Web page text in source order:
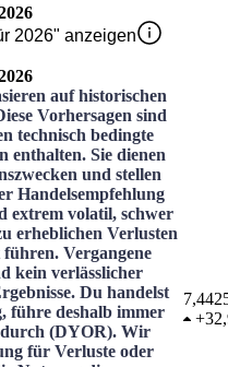
2026" anzeigen
auf historischen
Vorhersagen sind
technisch bedingte
enthalten. Sie dienen
und stellen
Handelsempfehlung
extrem volatil, schwer
erheblichen Verlusten
Vergangene
kein verlässlicher
Du handelst
führe deshalb immer
durch (DYOR). Wir
für Verluste oder
+